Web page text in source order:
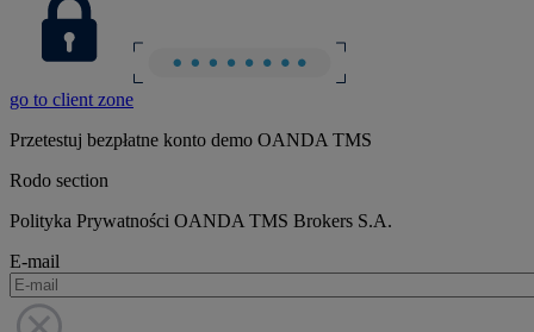
go to client zone
Przetestuj bezpłatne konto demo OANDA TMS
Rodo section
Polityka Prywatności OANDA TMS Brokers S.A.
E-mail